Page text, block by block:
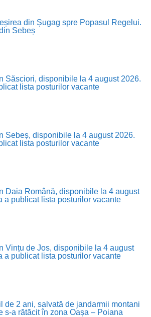
din Șugag spre Popasul Regelui.
Sebeș
Săsciori, disponibile la 4 august 2026.
lista posturilor vacante
Sebeș, disponibile la 4 august 2026.
lista posturilor vacante
Daia Română, disponibile la 4 august
a publicat lista posturilor vacante
Vințu de Jos, disponibile la 4 august
a publicat lista posturilor vacante
de 2 ani, salvată de jandarmii montani
s-a rătăcit în zona Oașa – Poiana